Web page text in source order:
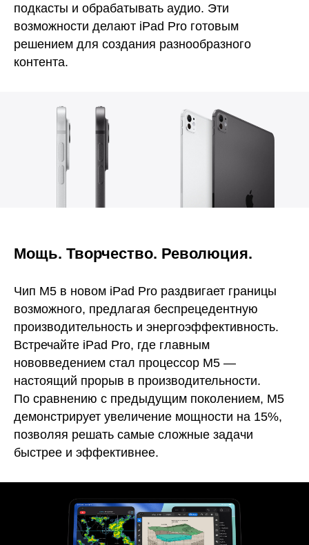
подкасты и обрабатывать аудио. Эти
возможности делают iPad Pro готовым
решением для создания разнообразного
контента.
Мощь. Творчество. Революция.
Чип M5 в новом iPad Pro раздвигает границы
возможного, предлагая беспрецедентную
производительность и энергоэффективность.
Встречайте iPad Pro, где главным
нововведением стал процессор M5 —
настоящий прорыв в производительности.
По сравнению с предыдущим поколением, M5
демонстрирует увеличение мощности на 15%,
позволяя решать самые сложные задачи
быстрее и эффективнее.